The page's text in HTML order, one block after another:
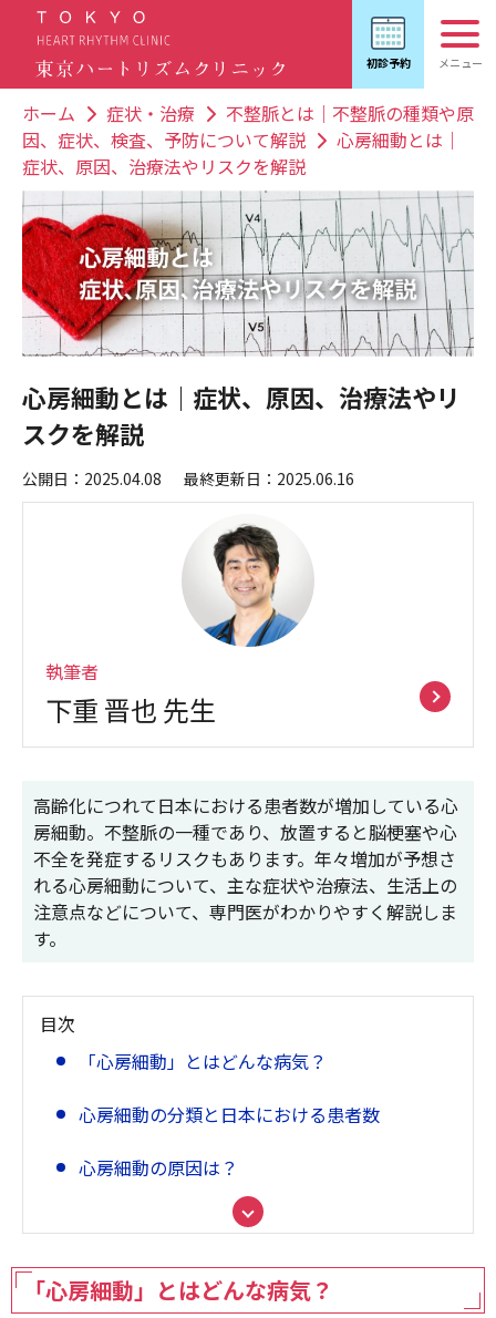
ホーム 症状・治療
不整脈とは｜不整脈の種類や原
因、症状、検査、予防について解説
心房細動とは｜
症状、原因、治療法やリスクを解説
心房細動とは｜症状、原因、治療法やリ
スクを解説
公開日：2025.04.08 最終更新日：2025.06.16
執筆者
下重 晋也 先生
高齢化につれて日本における患者数が増加している心
房細動。不整脈の一種であり、放置すると脳梗塞や心
不全を発症するリスクもあります。年々増加が予想さ
れる心房細動について、主な症状や治療法、生活上の
注意点などについて、専門医がわかりやすく解説しま
す。
目次
「心房細動」とはどんな病気？
心房細動の分類と日本における患者数
心房細動の原因は？
心房細動はどのように起きるのか？そのメカニ
心房細動の3大症状は「動悸」「息切れ」「め
「心房細動」とはどんな病気？